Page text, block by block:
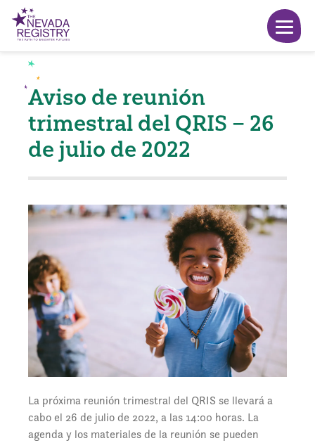
Aviso de reunión
trimestral del QRIS – 26
de julio de 2022
La próxima reunión trimestral del QRIS se llevará a
cabo el 26 de julio de 2022, a las 14:00 horas. La
agenda y los materiales de la reunión se pueden